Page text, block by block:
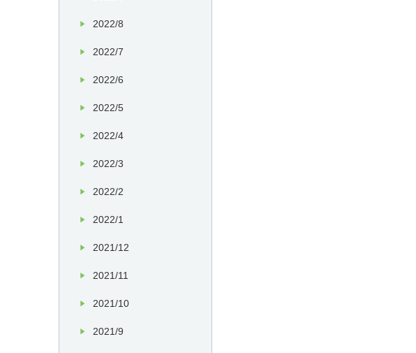
2022/8
2022/7
2022/6
2022/5
2022/4
2022/3
2022/2
2022/1
2021/12
2021/11
2021/10
2021/9